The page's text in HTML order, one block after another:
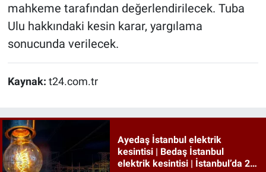
mahkeme tarafından değerlendirilecek. Tuba
Ulu hakkındaki kesin karar, yargılama
sonucunda verilecek.
Kaynak: t24.com.tr
Ayedaş İstanbul elektrik
kesintisi | Bedaş İstanbul
elektrik kesintisi | İstanbul’da 21